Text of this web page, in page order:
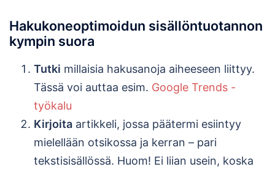
Hakukoneoptimoidun sisällöntuotannon
kympin suora
Tutki millaisia hakusanoja aiheeseen liittyy.
Tässä voi auttaa esim. Google Trends -
työkalu
Kirjoita artikkeli, jossa päätermi esiintyy
mielellään otsikossa ja kerran – pari
tekstisisällössä. Huom! Ei liian usein, koska